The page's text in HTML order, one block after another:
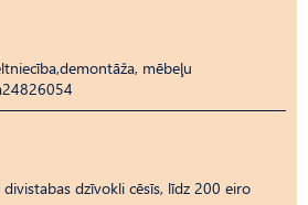
mēbeļu
dzīvokli cēsīs, līdz 200 eiro